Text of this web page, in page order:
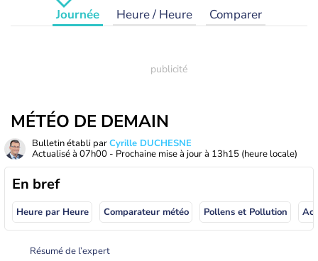
Journée Heure / Heure Comparer
MÉTÉO DE DEMAIN
Bulletin établi parCyrille DUCHESNE
Actualisé à 07h00 - Prochaine mise à jour à 13h15 (heure locale)
En bref
Heure par Heure Comparateur météo Pollens et Pollution
Résumé de l’expert